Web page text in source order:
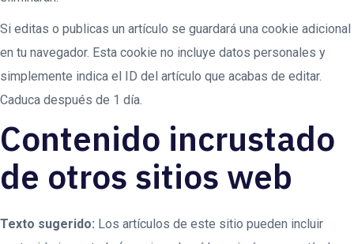
Si editas o publicas un artículo se guardará una cookie adicional
en tu navegador. Esta cookie no incluye datos personales y
simplemente indica el ID del artículo que acabas de editar.
Caduca después de 1 día.
Contenido incrustado
de otros sitios web
Texto sugerido: Los artículos de este sitio pueden incluir